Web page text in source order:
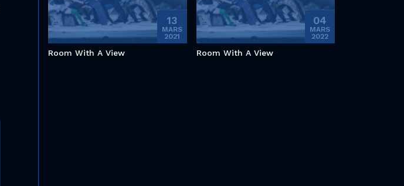
13
MARS
2021
Room With A View
04
MARS
2022
Room With A View